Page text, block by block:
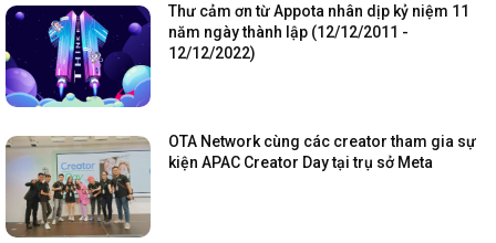
Thư cảm ơn từ Appota nhân dịp kỷ niệm 11
năm ngày thành lập (12/12/2011 -
12/12/2022)
OTA Network cùng các creator tham gia sự
kiện APAC Creator Day tại trụ sở Meta